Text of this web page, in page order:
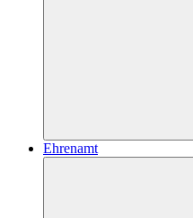
Ehrenamt